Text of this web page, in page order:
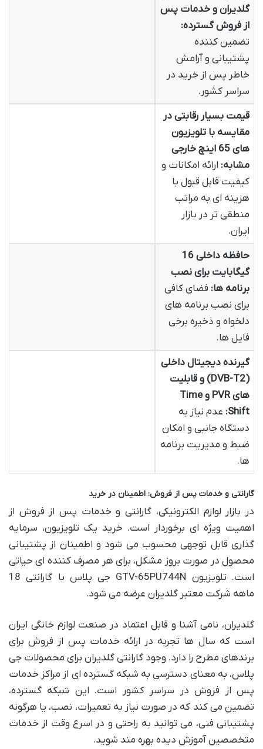
گلدیران و خدمات پس
از فروش گسترده:
تضمین کننده
پشتیبانی و آرامش
خاطر پس از خرید در
سراسر کشور.
قیمت بسیار رقابتی در
مقایسه با تلویزیون
های 65 اینچ خارجی
مشابه: ارائه امکانات و
کیفیت قابل قبول با
هزینه ای به مراتب
منطقی تر در بازار
ایران.
حافظه داخلی 16
گیگابایت برای نصب
برنامه ها: فضای کافی
برای نصب برنامه های
دلخواه و ذخیره برخی
فایل ها.
گیرنده دیجیتال داخلی
(DVB-T2) و قابلیت
های PVR و Time
Shift: عدم نیاز به
دستگاه جانبی و امکان
ضبط و مدیریت برنامه
ها.
گارانتی و خدمات پس از فروش: اطمینان در خرید
در بازار لوازم الکترونیکی، گارانتی و خدمات پس از فروش از
اهمیت ویژه ای برخوردار است. خرید یک تلویزیون، سرمایه
گذاری قابل توجهی محسوب می شود و اطمینان از پشتیبانی
محصول در صورت بروز مشکل، برای هر مصرف کننده ای حیاتی
است. تلویزیون GTV-65PU744N جی پلاس با گارانتی 18
ماهه شرکت معتبر گلدیران عرضه می شود.
گلدیران، نامی آشنا و قابل اعتماد در صنعت لوازم خانگی ایران
است که سال ها تجربه در ارائه خدمات پس از فروش برای
برندهای مطرح را دارد. وجود گارانتی گلدیران برای محصولات جی
پلاس، به معنای دسترسی به شبکه گسترده ای از مراکز خدمات
پس از فروش در سراسر کشور است. این شبکه گسترده،
تضمین می کند که در صورت نیاز به تعمیرات، نصب، یا هرگونه
پشتیبانی فنی، می توانید به راحتی و در اسرع وقت از خدمات
متخصصین آموزش دیده بهره مند شوید.